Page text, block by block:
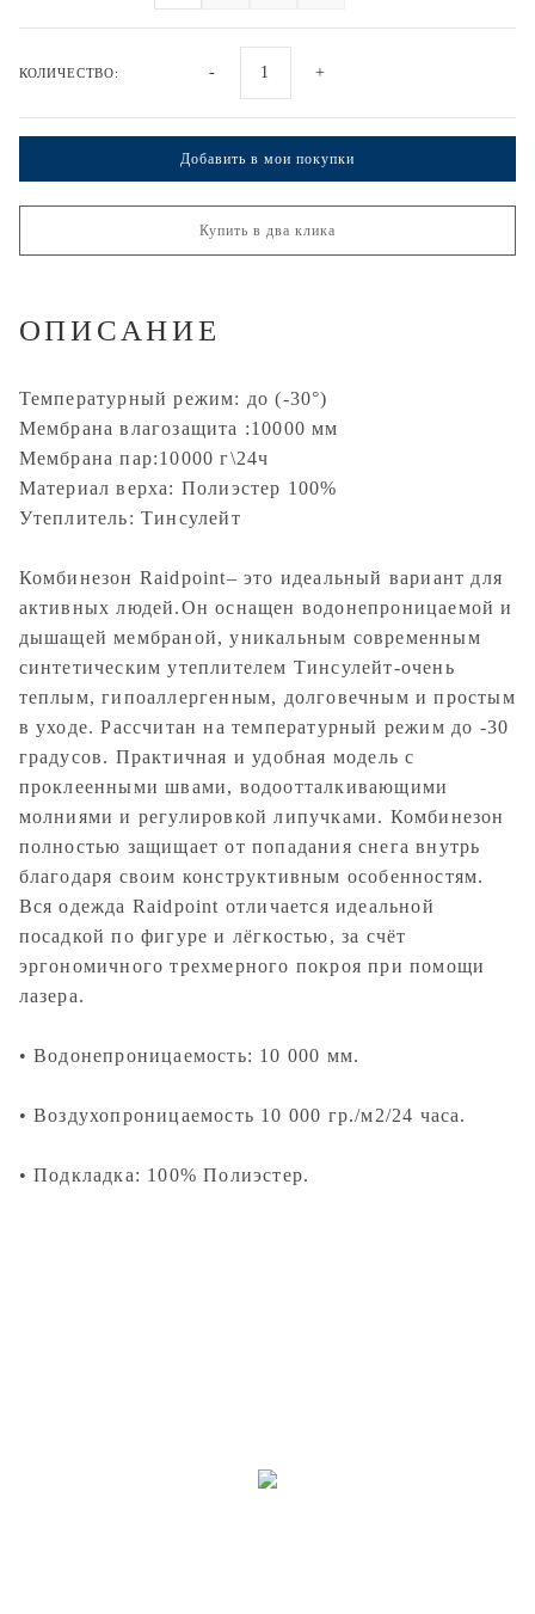
КОЛИЧЕСТВО: - +
Добавить в мои покупки
Купить в два клика
ОПИСАНИЕ
Температурный режим: до (-30°)
Мембрана влагозащита :10000 мм
Мембрана пар:10000 г\24ч
Материал верха: Полиэстер 100%
Утеплитель: Тинсулейт
Комбинезон Raidpoint– это идеальный вариант для
активных людей.Он оснащен водонепроницаемой и
дышащей мембраной, уникальным современным
синтетическим утеплителем Тинсулейт-очень
теплым, гипоаллергенным, долговечным и простым
в уходе. Рассчитан на температурный режим до -30
градусов. Практичная и удобная модель с
проклеенными швами, водоотталкивающими
молниями и регулировкой липучками. Комбинезон
полностью защищает от попадания снега внутрь
благодаря своим конструктивным особенностям.
Вся одежда Raidpoint отличается идеальной
посадкой по фигуре и лёгкостью, за счёт
эргономичного трехмерного покроя при помощи
лазера.
• Водонепроницаемость: 10 000 мм.
• Воздухопроницаемость 10 000 гр./м2/24 часа.
• Подкладка: 100% Полиэстер.